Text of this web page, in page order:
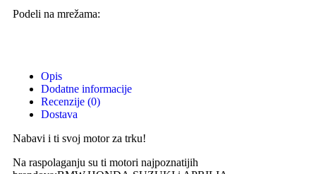
Podeli na mrežama:
Opis
Dodatne informacije
Recenzije (0)
Dostava
Nabavi i ti svoj motor za trku!
Na raspolaganju su ti motori najpoznatijih